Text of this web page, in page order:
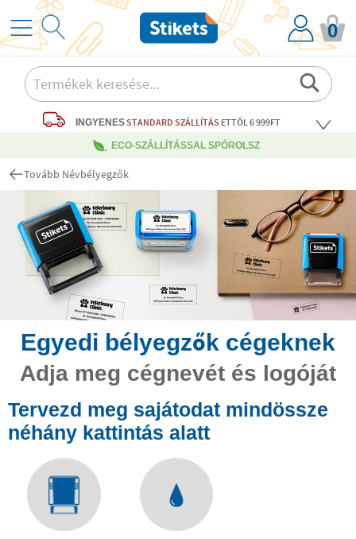
0
INGYENESSTANDARD SZÁLLÍTÁS ETTŐL 6 999FT
ECO-SZÁLLÍTÁSSAL SPÓROLSZ
Tovább Névbélyegzők
Egyedi bélyegzők cégeknek
Adja meg cégnevét és logóját
Tervezd meg sajátodat mindössze
néhány kattintás alatt